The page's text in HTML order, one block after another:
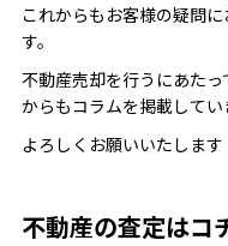
これからもお客様の疑問
す。
不動産売却を行うにあた
からもコラムを掲載して
よろしくお願いいたします
不動産の査定はコ